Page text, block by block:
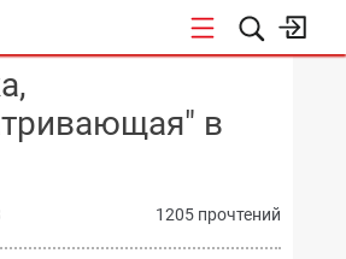
в
1205 прочтений